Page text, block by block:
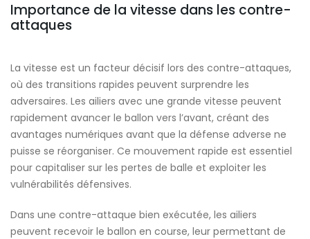
Importance de la vitesse dans les contre-
attaques
La vitesse est un facteur décisif lors des contre-attaques,
où des transitions rapides peuvent surprendre les
adversaires. Les ailiers avec une grande vitesse peuvent
rapidement avancer le ballon vers l’avant, créant des
avantages numériques avant que la défense adverse ne
puisse se réorganiser. Ce mouvement rapide est essentiel
pour capitaliser sur les pertes de balle et exploiter les
vulnérabilités défensives.
Dans une contre-attaque bien exécutée, les ailiers
peuvent recevoir le ballon en course, leur permettant de